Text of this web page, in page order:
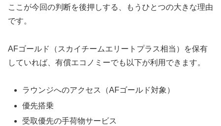
ここが今回の判断を後押しする、もうひとつの大きな理由
です。
AFゴールド（スカイチームエリートプラス相当）を保有
していれば、有償エコノミーでも以下が利用できます。
ラウンジへのアクセス（AFゴールド対象）
優先搭乗
受取優先の手荷物サービス